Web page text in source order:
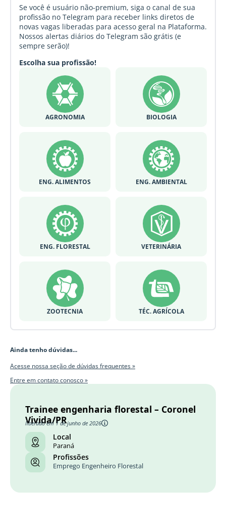
Se você é usuário não-premium, siga o canal de sua
profissão no Telegram para receber links diretos de
novas vagas liberadas para acesso geral na Plataforma.
Nossos alertas diários do Telegram são grátis (e
sempre serão)!
Escolha sua profissão!
AGRONOMIA BIOLOGIA
ENG. ALIMENTOS ENG. AMBIENTAL
ENG. FLORESTAL VETERINÁRIA
ZOOTECNIA TÉC. AGRÍCOLA
Ainda tenho dúvidas...
Acesse nossa seção de dúvidas frequentes »
Entre em contato conosco »
Trainee engenharia florestal – Coronel
Vivida/PR
liberado em 1 de junho de 2026
Local
Paraná
Profissões
Emprego Engenheiro Florestal